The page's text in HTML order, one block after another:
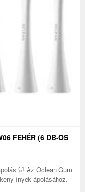
FEHÉR (6 DB-OS
🦷 Az Oclean Gum
ínyek ápolásához.